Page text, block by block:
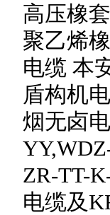
高压橡
聚乙烯
电缆 本
盾构机
烟无卤
ZR-TT-
电缆及